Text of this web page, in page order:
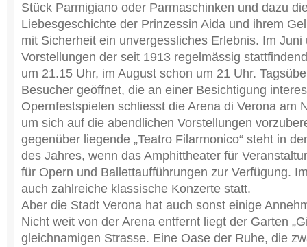
Stück Parmigiano oder Parmaschinken und dazu
Liebesgeschichte der Prinzessin Aida und ihrem
mit Sicherheit ein unvergessliches Erlebnis. Im
Vorstellungen der seit 1913 regelmässig
um 21.15 Uhr, im August schon um 21 Uhr.
Besucher geöffnet, die an einer Besichtigung
Opernfestspielen schliesst die Arena di Verona am
um sich auf die abendlichen Vorstellungen
gegenüber liegende „Teatro Filarmonico“ steht in
des Jahres, wenn das Amphittheater für
für Opern und Ballettaufführungen zur Verfügung.
auch zahlreiche klassische Konzerte statt.
Aber die Stadt Verona hat auch sonst einige
Nicht weit von der Arena entfernt liegt der Garten
gleichnamigen Strasse. Eine Oase der Ruhe, die